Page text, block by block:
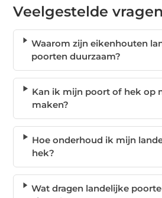
Veelgestelde vragen
Waarom zijn eikenhouten
poorten duurzaam?
Kan ik mijn poort of hek op
maken?
Hoe onderhoud ik mijn
hek?
Wat dragen landelijke